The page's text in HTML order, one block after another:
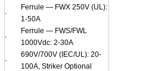
·
Ferrule — FWX 250V (UL):
1-50A
·
Ferrule — FWS/FWL
1000Vdc: 2-30A
·
690V/700V (IEC/UL): 20-
100A, Striker Optional